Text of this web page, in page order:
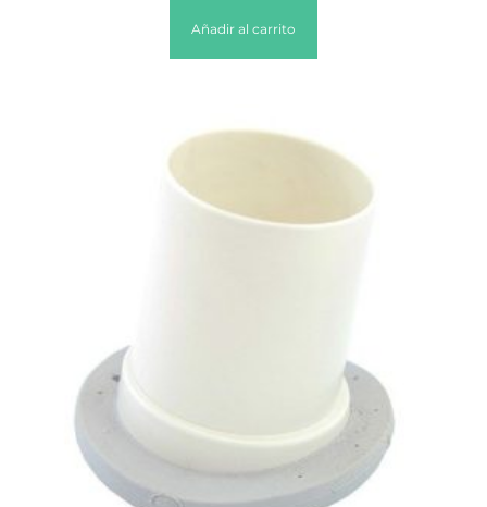
Añadir al carrito